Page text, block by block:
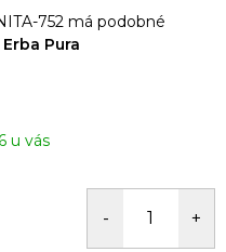
752 má podobné
Pura